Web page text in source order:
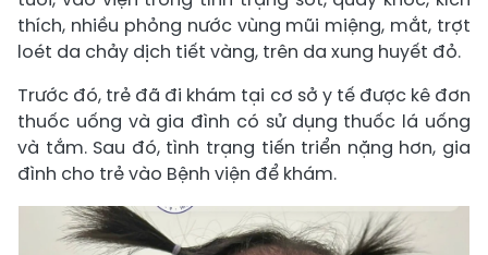
thích, nhiều phỏng nước vùng mũi miệng, mắt, trợt
loét da chảy dịch tiết vàng, trên da xung huyết đỏ.
Trước đó, trẻ đã đi khám tại cơ sở y tế được kê đơn
thuốc uống và gia đình có sử dụng thuốc lá uống
và tắm. Sau đó, tình trạng tiến triển nặng hơn, gia
đình cho trẻ vào Bệnh viện để khám.